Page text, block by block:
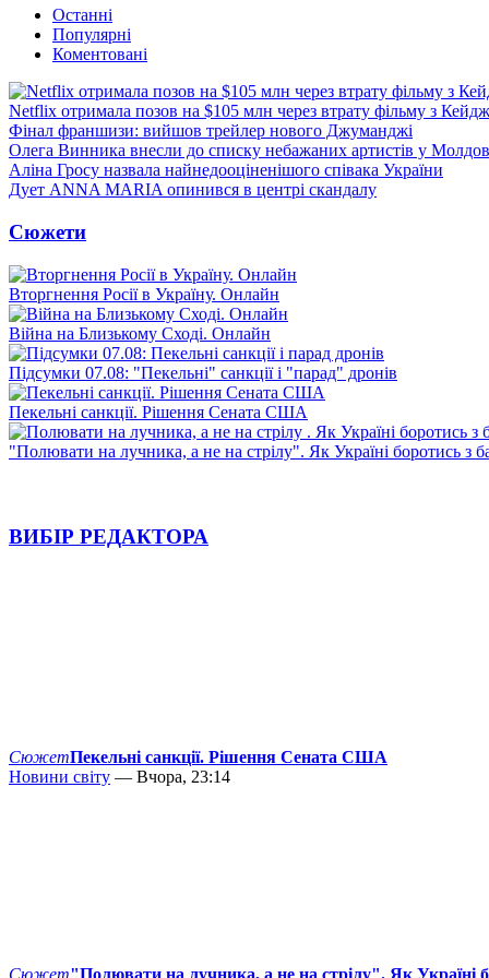
Останні
Популярні
Коментовані
Netflix отримала позов на $105 млн через втрату фільму з
Фінал франшизи: вийшов трейлер нового Джуманджі
Олега Винника внесли до списку небажаних артистів у
Аліна Гросу назвала найнедооціненішого співака України
Дует ANNA MARIA опинився в центрі скандалу
Сюжети
Вторгнення Росії в Україну. Онлайн
Війна на Близькому Сході. Онлайн
Підсумки 07.08: "Пекельні" санкції і "парад" дронів
Пекельні санкції. Рішення Сената США
"Полювати на лучника, а не на стрілу". Як Україні боротись з
ВИБІР РЕДАКТОРА
СюжетПекельні санкції. Рішення Сената США
Новини світу — Вчора, 23:14